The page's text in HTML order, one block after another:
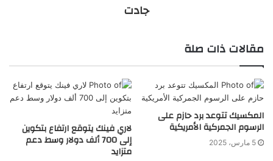
جادت
مقالات ذات صلة
المكسيك تتوعد برد حازم على
الرسوم الجمركية الأمريكية
5 مارس، 2025
لاري فينك يتوقع ارتفاع بتكوين
إلى 700 ألف دولار وسط دعم
متزايد